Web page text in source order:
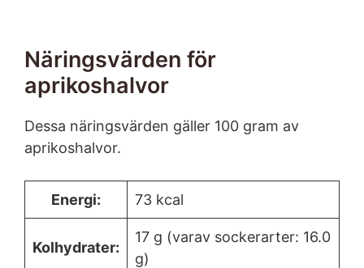
Näringsvärden för
aprikoshalvor
Dessa näringsvärden gäller 100 gram av
aprikoshalvor.
Energi: 73 kcal
Kolhydrater:
17 g (varav sockerarter: 16.0
g)